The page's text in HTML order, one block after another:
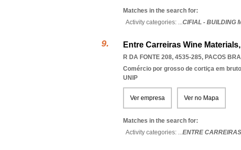
Matches in the search for:
Activity categories: ...CIFIAL - BUILDING
Entre Carreiras Wine
R DA FONTE 208, 4535-285, PACOS
Comércio por grosso de cortiça em bruto
UNIP
Ver empresa Ver no Mapa
Matches in the search for:
Activity categories: ...ENTRE